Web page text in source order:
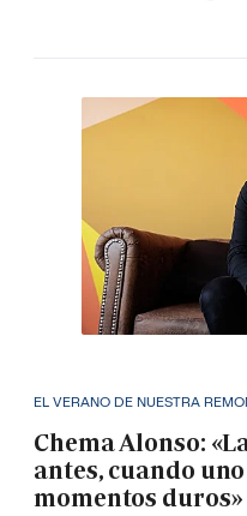
EL VERANO DE NUESTRA
Chema Alonso:
antes, cuando
momentos duros»